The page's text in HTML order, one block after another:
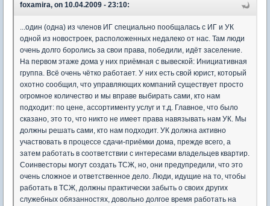
foxamira, on 10.04.2009 - 23:10:
...один (одна) из членов ИГ специально пообщалась с ИГ и УК
одной из новостроек, расположенных недалеко от нас. Там люди
очень долго боролись за свои права, победили, идёт заселение.
На первом этаже дома у них приёмная с вывеской: Инициативная
группа. Всё очень чётко работает. У них есть свой юрист, который
охотно сообщил, что управляющих компаний существует просто
огромное количество и мы вправе выбирать сами, кто нам
подходит: по цене, ассортименту услуг и т.д. Главное, что было
сказано, это то, что никто не имеет права навязывать нам УК. Мы
должны решать сами, кто нам подходит. УК должна активно
участвовать в процессе сдачи-приёмки дома, прежде всего, а
затем работать в соответствии с интересами владельцев квартир.
Соинвесторы могут создать ТСЖ, но, они предупредили, что это
очень сложное и ответственное дело. Люди, идущие на то, чтобы
работать в ТСЖ, должны практически забыть о своих других
служебных обязанностях, довольно долгое время работать на